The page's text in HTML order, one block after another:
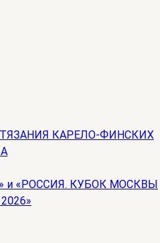
КАРЕЛО-ФИНСКИХ
и «РОССИЯ. КУБОК МОСКВЫ